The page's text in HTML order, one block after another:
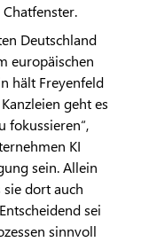
Deutschland
europäischen
hält Freyenfeld
geht es
fokussieren“,
KI
sein. Allein
sie dort auch
sei
sinnvoll